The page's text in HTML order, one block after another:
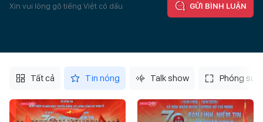
Xin vui lòng gõ tiếng Việt có dấu GỬI BÌNH LUẬN
Tất cả Tin nóng Talk show Phóng sự